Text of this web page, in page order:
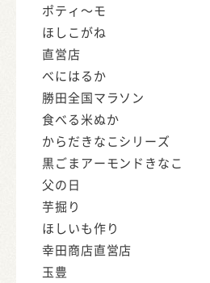
ポティ～モ
ほしこがね
直営店
べにはるか
勝田全国マラソン
食べる米ぬか
からだきなこシリーズ
黒ごまアーモンドきなこ
父の日
芋掘り
ほしいも作り
幸田商店直営店
玉豊